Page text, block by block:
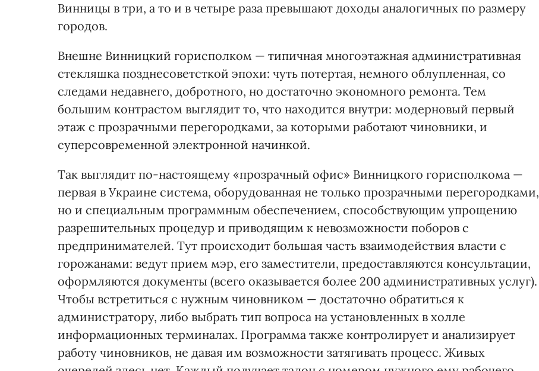
Винницы в три, а то и в четыре раза превышают доходы аналогичных по размеру
городов.
Внешне Винницкий горисполком — типичная многоэтажная административная
стекляшка позднесоветсткой эпохи: чуть потертая, немного облупленная, со
следами недавнего, добротного, но достаточно экономного ремонта. Тем
большим контрастом выглядит то, что находится внутри: модерновый первый
этаж с прозрачными перегородками, за которыми работают чиновники, и
суперсовременной электронной начинкой.
Так выглядит по-настоящему «прозрачный офис» Винницкого горисполкома —
первая в Украине система, оборудованная не только прозрачными перегородками,
но и специальным программным обеспечением, способствующим упрощению
разрешительных процедур и приводящим к невозможности поборов с
предпринимателей. Тут происходит большая часть взаимодействия власти с
горожанами: ведут прием мэр, его заместители, предоставляются консультации,
оформляются документы (всего оказывается более 200 административных услуг).
Чтобы встретиться с нужным чиновником — достаточно обратиться к
администратору, либо выбрать тип вопроса на установленных в холле
информационных терминалах. Программа также контролирует и анализирует
работу чиновников, не давая им возможности затягивать процесс. Живых